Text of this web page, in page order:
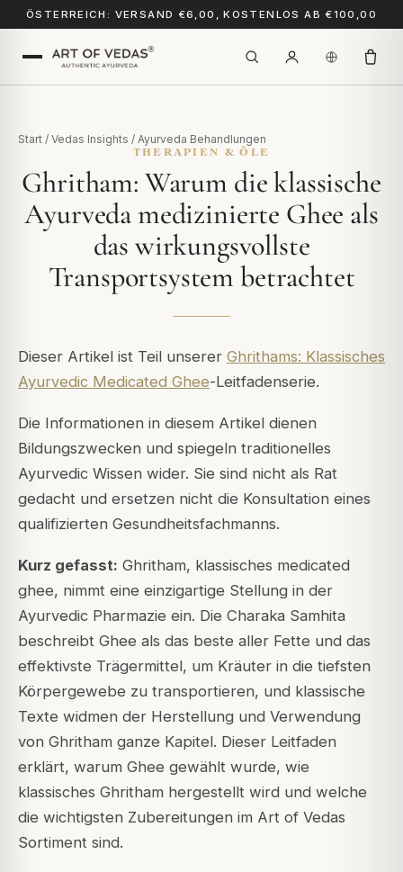
ÖSTERREICH: VERSAND €6,00, KOSTENLOS AB €100,00
Start / Vedas Insights / Ayurveda Behandlungen
THERAPIEN & ÖLE
Ghritham: Warum die klassische
Ayurveda medizinierte Ghee als
das wirkungsvollste
Transportsystem betrachtet
Dieser Artikel ist Teil unserer Ghrithams: Klassisches
Ayurvedic Medicated Ghee-Leitfadenserie.
Die Informationen in diesem Artikel dienen
Bildungszwecken und spiegeln traditionelles
Ayurvedic Wissen wider. Sie sind nicht als Rat
gedacht und ersetzen nicht die Konsultation eines
qualifizierten Gesundheitsfachmanns.
Kurz gefasst: Ghritham, klassisches medicated
ghee, nimmt eine einzigartige Stellung in der
Ayurvedic Pharmazie ein. Die Charaka Samhita
beschreibt Ghee als das beste aller Fette und das
effektivste Trägermittel, um Kräuter in die tiefsten
Körpergewebe zu transportieren, und klassische
Texte widmen der Herstellung und Verwendung
von Ghritham ganze Kapitel. Dieser Leitfaden
erklärt, warum Ghee gewählt wurde, wie
klassisches Ghritham hergestellt wird und welche
die wichtigsten Zubereitungen im Art of Vedas
Sortiment sind.